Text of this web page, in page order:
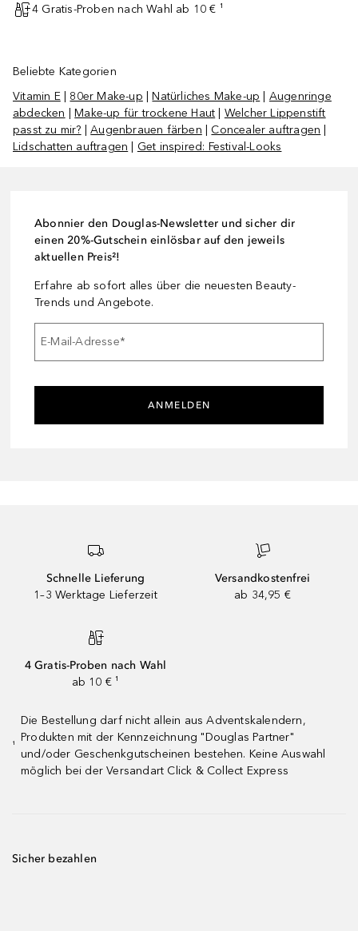
4 Gratis-Proben nach Wahl ab 10 € ¹
Beliebte Kategorien
Vitamin E| 80er Make-up |Natürliches Make-up
Augenringe
abdecken |Make-up für trockene Haut
Welcher Lippenstift
passt zu mir? |Augenbrauen färben Concealer auftragen
Lidschatten auftragen
Get inspired: Festival-Looks
Abonnier den Douglas-Newsletter und sicher dir
einen 20%-Gutschein einlösbar auf den jeweils
aktuellen Preis²!
Erfahre ab sofort alles über die neuesten Beauty-
Trends und Angebote.
E-Mail-Adresse*
ANMELDEN
Schnelle Lieferung
1–3 Werktage Lieferzeit
Versandkostenfrei
ab 34,95 €
4 Gratis-Proben nach Wahl
ab 10 € ¹
¹
Die Bestellung darf nicht allein aus Adventskalendern,
Produkten mit der Kennzeichnung "Douglas Partner"
und/oder Geschenkgutscheinen bestehen. Keine Auswahl
möglich bei der Versandart Click & Collect Express
Sicher bezahlen